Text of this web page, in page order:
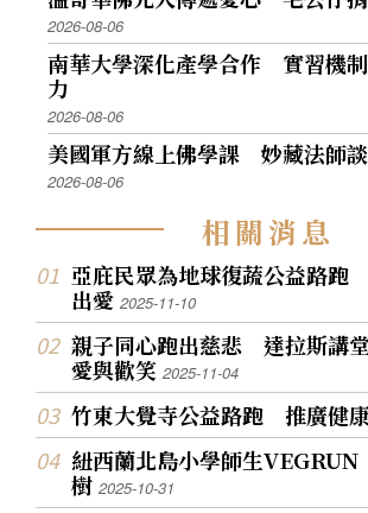
2026-08-06
南華大學深化產學合作 實習機
力
2026-08-06
美國軍方線上佛學課 妙藏法師
2026-08-06
相關消息
亞庇民眾為地球復蔬公益路
出愛2025-11-10
親子同心跑出慈悲 達拉斯講
愛與歡笑2025-11-04
竹東大覺寺公益路跑 推廣健
紐西蘭北島小學師生
樹2025-10-31